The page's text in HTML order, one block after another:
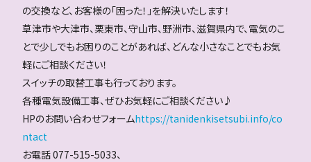
の交換など、お客様の「困った！」を解決いたします！
草津市や大津市、栗東市、守山市、野洲市、滋賀県内で、電気のこ
とで少しでもお困りのことがあれば、どんな小さなことでもお気
軽にご相談ください！
スイッチの取替工事も行っております。
各種電気設備工事、ぜひお気軽にご相談ください♪
HPのお問い合わせフォームhttps://tanidenkisetsubi.info/co
ntact
お電話 077-515-5033、